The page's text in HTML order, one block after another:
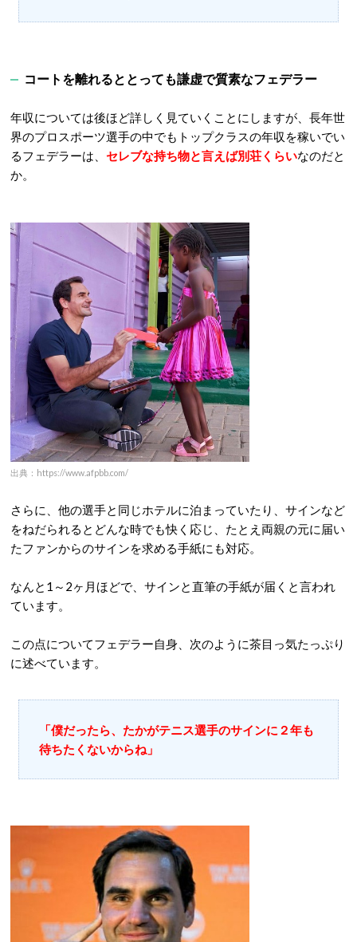
コートを離れるととっても謙虚で質素なフェデラー
年収については後ほど詳しく見ていくことにしますが、長年世
界のプロスポーツ選手の中でもトップクラスの年収を稼いでい
るフェデラーは、 セレブな持ち物と言えば別荘くらいなのだと
か。
出典：https://www.afpbb.com/
さらに、他の選手と同じホテルに泊まっていたり、サインなど
をねだられるとどんな時でも快く応じ、たとえ両親の元に届い
たファンからのサインを求める手紙にも対応。
なんと1～2ヶ月ほどで、サインと直筆の手紙が届くと言われ
ています。
この点についてフェデラー自身、次のように茶目っ気たっぷり
に述べています。
「僕だったら、たかがテニス選手のサインに２年も
待ちたくないからね」